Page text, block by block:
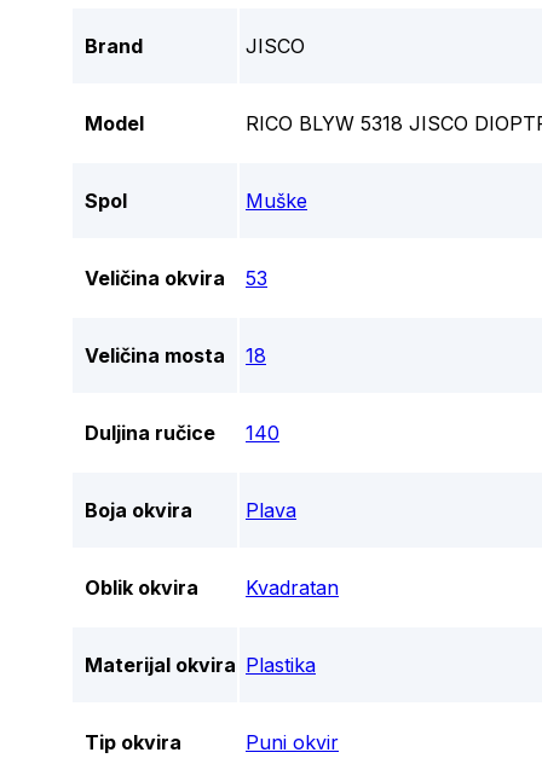
Brand JISCO
Model RICO BLYW 5318 JISCO
Spol Muške
Veličina okvira 53
Veličina mosta 18
Duljina ručice 140
Boja okvira Plava
Oblik okvira Kvadratan
Materijal okvira Plastika
Tip okvira Puni okvir